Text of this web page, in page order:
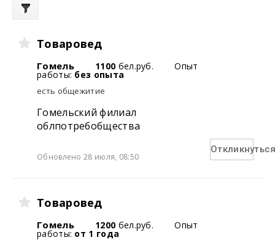
Товаровед
Гомель 1100 бел.руб. Опыт
работы: без опыта
есть общежитие
Гомельский филиал
облпотребобщества
Обновлено 28 июля, 08:50
Товаровед
Гомель 1200 бел.руб. Опыт
работы: от 1 года